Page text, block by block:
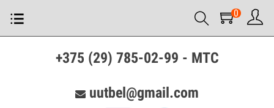
0
+375 (29) 785-02-99 - МТС
uutbel@gmail.com